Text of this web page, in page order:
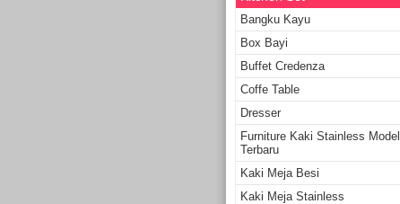
Bangku Kayu
Box Bayi
Buffet Credenza
Coffe Table
Dresser
Furniture Kaki Stainless Model
Terbaru
Kaki Meja Besi
Kaki Meja Stainless